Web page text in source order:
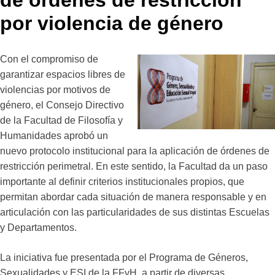
por violencia de género
Con el compromiso de
garantizar espacios libres de
violencias por motivos de
género, el Consejo Directivo
de la Facultad de Filosofía y
Humanidades aprobó un
nuevo protocolo institucional para la aplicación de órdenes de
restricción perimetral. En este sentido, la Facultad da un paso
importante al definir criterios institucionales propios, que
permitan abordar cada situación de manera responsable y en
articulación con las particularidades de sus distintas Escuelas
y Departamentos.
La iniciativa fue presentada por el Programa de Géneros,
Sexualidades y ESI de la FFyH, a partir de diversas